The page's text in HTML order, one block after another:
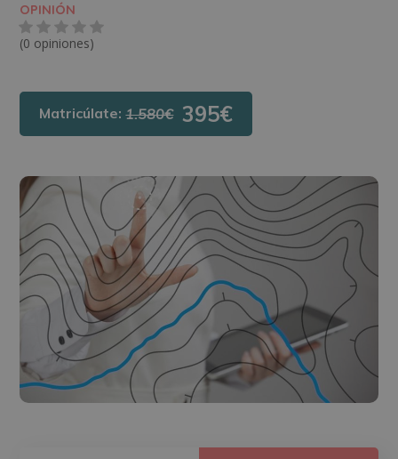
OPINIÓN
(0 opiniones)
Matricúlate:1.580€ 395€